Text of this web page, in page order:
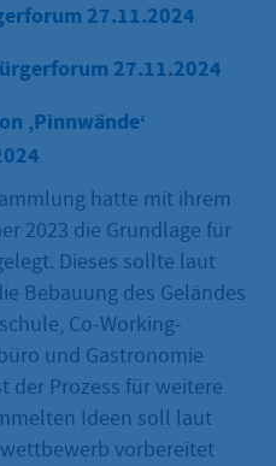
27.11.2024
27.11.2024
‚Pinnwände‘
hatte mit ihrem
2023 die Grundlage für
Dieses sollte laut
Bebauung des Geländes
Co-Working-
und Gastronomie
der Prozess für weitere
Ideen soll laut
vorbereitet